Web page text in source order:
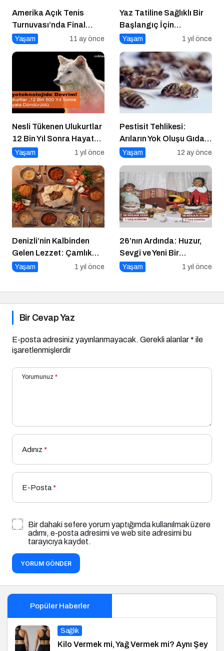
Amerika Açık Tenis
Turnuvası’nda Final
Heyecanı Eurosport’ta!
Yaşam 11 ay önce
Yaz Tatiline Sağlıklı Bir
Başlangıç İçin
Beslenme
Yaşam 1 yıl önce
Nesli Tükenen Ulukurtlar
12 Bin Yıl Sonra Hayata
Döndürüldü
Yaşam 1 yıl önce
Pestisit Tehlikesi:
Arıların Yok Oluşu Gıda
Zincirini Çökertiyor!
Yaşam 12 ay önce
Denizli’nin Kalbinden
Gelen Lezzet: Çamlık
Denizli Kebapçısı
Yaşam 1 yıl önce
26’nın Ardında: Huzur,
Sevgi ve Yeni Bir
Başlangıç
Yaşam 1 yıl önce
Bir Cevap Yaz
E-posta adresiniz yayınlanmayacak. Gerekli alanlar* ile
işaretlenmişlerdir
Yorumunuz *
Adınız *
E-Posta*
Bir dahaki sefere yorum yaptığımda kullanılmak üzere
adımı, e-posta adresimi ve web site adresimi bu
tarayıcıya kaydet.
YORUM GÖNDER
Popüler Haberler
Sağlık
Kilo Vermek mi, Yağ Vermek mi? Aynı Şey